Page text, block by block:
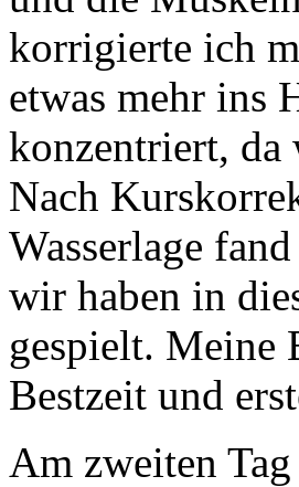
korrigierte ich
etwas mehr ins
konzentriert, da
Nach
Wasserlage
wir haben in
gespielt. Meine
Bestzeit und
Am zweiten